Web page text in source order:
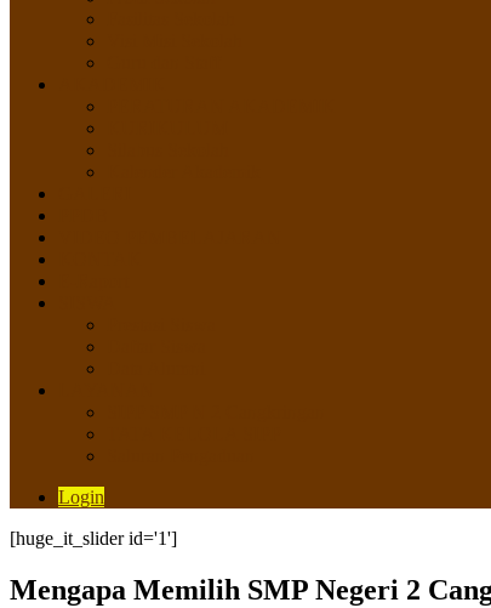
Login
[huge_it_slider id='1']
Mengapa Memilih SMP Negeri 2